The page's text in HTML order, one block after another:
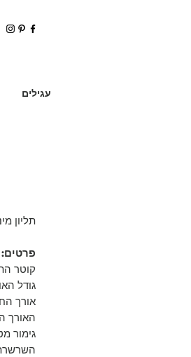
עגילים
תליון
פרטים:
קוטר
גודל האות:
אורך
האורך
גימור